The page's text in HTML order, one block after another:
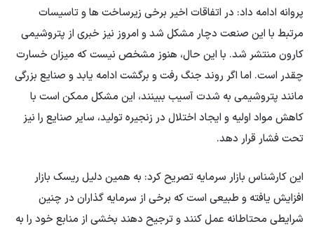
پروانه ادامه داد: در اتفاقات اخیر برخی زیرساخت ها و تاسیسات
مرتبط با این صنعت دچار مشکل شد و امروز نیز خبری از پتروشیمی
کارون منتشر شد. با این حال، هنوز مشخص نیست که میزان خسارت
چقدر است. اما اگر روند جنگ رفت و برگشت ادامه یابد و صنایع بزرگی
مانند پتروشیمی به شدت آسیب ببینند، این مشکل ممکن است با
کاهش مواد اولیه و ایجاد اختلال در زنجیره تولید، سایر صنایع را نیز
تحت فشار قرار دهد.
این کارشناس بازار سرمایه تصریح کرد: به همین دلیل ریسک بازار
افزایش یافته و طبیعی است که برخی از سرمایه گذاران در چنین
شرایطی محتاطانه عمل کنند و ترجیح دهند بخشی از منابع خود را به